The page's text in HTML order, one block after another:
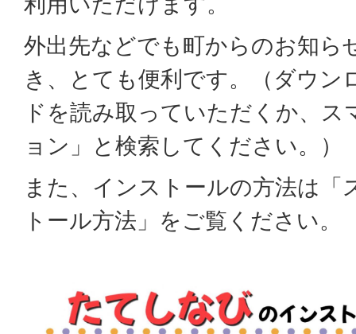
外出先などでも町からのお知ら
き、とても便利です。（ダウン
ドを読み取っていただくか、
ョン」と検索してください。）
また、インストールの方法は「
トール方法」をご覧ください。